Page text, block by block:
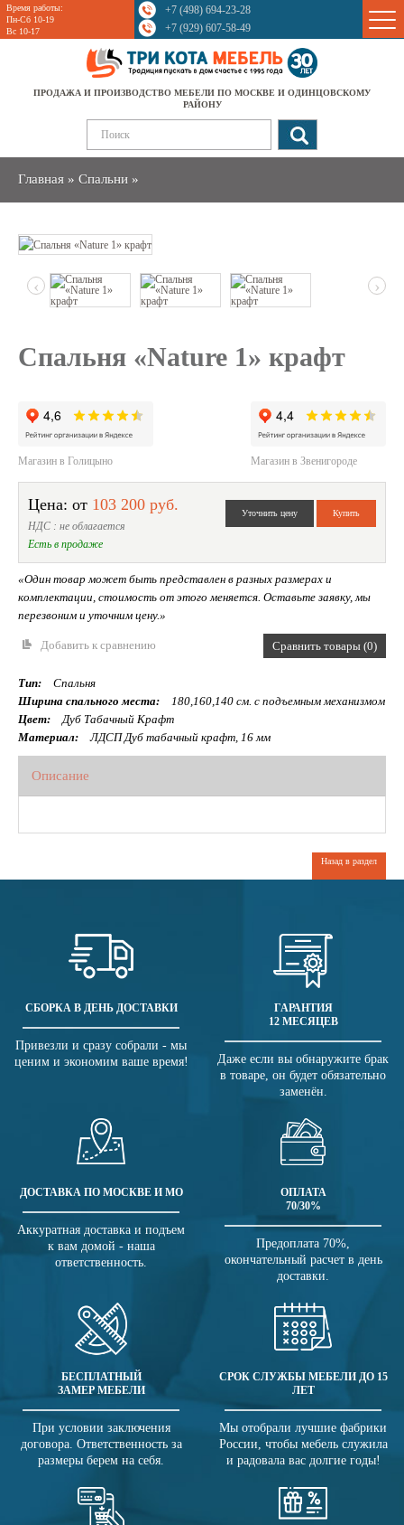
Время работы:
Пн-Сб 10-19
Вс 10-17
+7 (498) 694-23-28
+7 (929) 607-58-49
ПРОДАЖА И ПРОИЗВОДСТВО МЕБЕЛИ ПО МОСКВЕ И ОДИНЦОВСКОМУ
РАЙОНУ
Главная » Спальни »
Sale
‹ ›
Спальня «Nature 1» крафт
Магазин в Голицыно Магазин в Звенигороде
Цена: от 103 200 руб.
НДС : не облагается
Есть в продаже
«Один товар может быть представлен в разных размерах и
комплектации, стоимость от этого меняется. Оставьте заявку, мы
перезвоним и уточним цену.»
Добавить к сравнению Сравнить товары (0)
Тип:
Спальня
Ширина спального места:
180,160,140 см. с подъемным механизмом
Цвет:
Дуб Табачный Крафт
Материал:
ЛДСП Дуб табачный крафт, 16 мм
Описание
Назад в раздел
СБОРКА В ДЕНЬ ДОСТАВКИ
Привезли и сразу собрали - мы
ценим и экономим ваше время!
ГАРАНТИЯ
12 МЕСЯЦЕВ
Даже если вы обнаружите брак
в товаре, он будет обязательно
заменён.
ДОСТАВКА ПО МОСКВЕ И МО
Аккуратная доставка и подъем
к вам домой - наша
ответственность.
ОПЛАТА
70/30%
Предоплата 70%,
окончательный расчет в день
доставки.
БЕСПЛАТНЫЙ
ЗАМЕР МЕБЕЛИ
При условии заключения
договора. Ответственность за
размеры берем на себя.
СРОК СЛУЖБЫ МЕБЕЛИ ДО 15
ЛЕТ
Мы отобрали лучшие фабрики
России, чтобы мебель служила
и радовала вас долгие годы!